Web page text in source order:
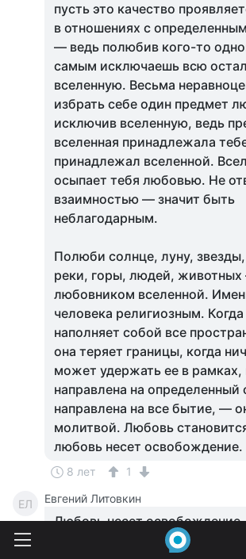
пусть это качество
в отношениях с
— ведь полюбив кого-то
самым исключаешь всю
вселенную. Весьма
избрать себе один предмет
исключив вселенную, ведь
вселенная принадлежала
принадлежал вселенной.
осыпает тебя любовью. Не
взаимностью — значит быть
неблагодарным.
Полюби солнце, луну,
реки, горы, людей, животных
любовником вселенной.
человека религиозным.
наполняет собой все
она теряет границы, когда
может удержать ее в рамках,
направлена на определенный
направлена на все бытие, —
молитвой. Любовь
любовь несет освобождение.
8 лет 1
ЕЛ Евгений Литовкин
Любовь несет освобождение,
Люблю жизнь,солнце